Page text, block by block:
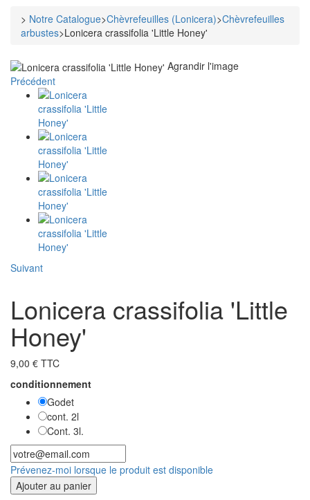
> Notre Catalogue>Chèvrefeuilles (Lonicera)>Chèvrefeuilles
arbustes>Lonicera crassifolia 'Little Honey'
Agrandir l'image
Précédent
Suivant
Lonicera crassifolia 'Little
Honey'
9,00 € TTC
conditionnement
Godet
cont. 2l
Cont. 3l.
Prévenez-moi lorsque le produit est disponible
Ajouter au panier